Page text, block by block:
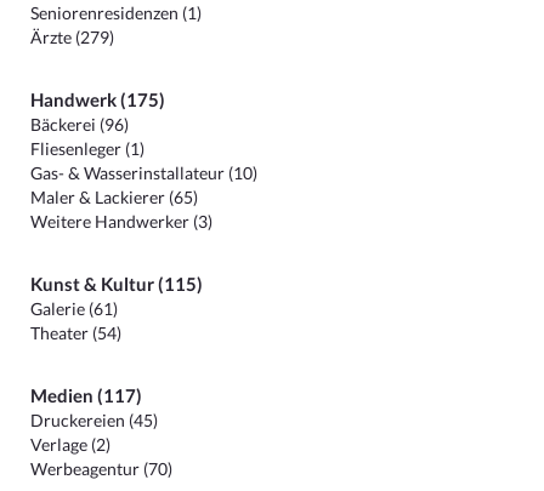
Seniorenresidenzen (1)
Ärzte (279)
Handwerk (175)
Bäckerei (96)
Fliesenleger (1)
Gas- & Wasserinstallateur (10)
Maler & Lackierer (65)
Weitere Handwerker (3)
Kunst & Kultur (115)
Galerie (61)
Theater (54)
Medien (117)
Druckereien (45)
Verlage (2)
Werbeagentur (70)